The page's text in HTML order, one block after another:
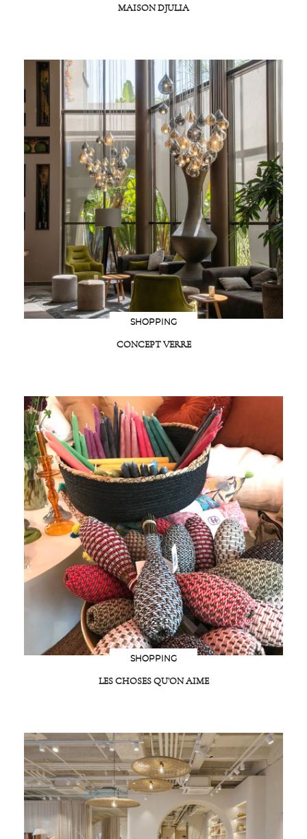
MAISON DJULIA
SHOPPING
CONCEPT VERRE
SHOPPING
LES CHOSES QU’ON AIME